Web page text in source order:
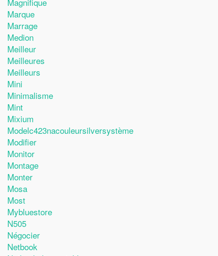
Marque
Marrage
Medion
Meilleur
Meilleures
Meilleurs
Mini
Minimalisme
Mint
Mixium
Modelc423nacouleursilversystème
Modifier
Monitor
Montage
Monter
Mosa
Most
Mybluestore
N505
Négocier
Netbook